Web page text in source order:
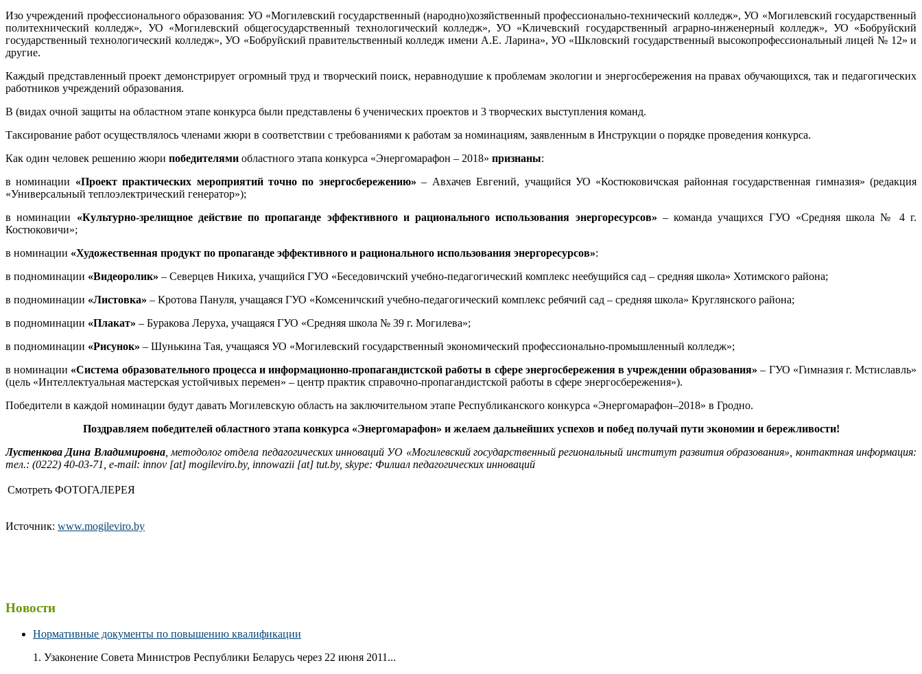
Изо учреждений профессионального образования: УО «Могилевский государственный (народно)хозяйственный профессионально-технический колледж», УО «Могилевский государственный
политехнический колледж», УО «Могилевский общегосударственный технологический колледж», УО «Кличевский государственный аграрно-инженерный колледж», УО «Бобруйский
государственный технологический колледж», УО «Бобруйский правительственный колледж имени А.Е. Ларина», УО «Шкловский государственный высокопрофессиональный лицей № 12» и
другие.
Каждый представленный проект демонстрирует огромный труд и творческий поиск, неравнодушие к проблемам экологии и энергосбережения на правах обучающихся, так и педагогических
работников учреждений образования.
В (видах очной защиты на областном этапе конкурса были представлены 6 ученических проектов и 3 творческих выступления команд.
Таксирование работ осуществлялось членами жюри в соответствии с требованиями к работам за номинациям, заявленным в Инструкции о порядке проведения конкурса.
Как один человек решению жюри победителями областного этапа конкурса «Энергомарафон – 2018» признаны:
в номинации «Проект практических мероприятий точно по энергосбережению» – Авхачев Евгений, учащийся УО «Костюковичская районная государственная гимназия» (редакция
«Универсальный теплоэлектрический генератор»);
в номинации «Культурно-зрелищное действие по пропаганде эффективного и рационального использования энергоресурсов» – команда учащихся ГУО «Средняя школа № 4 г.
Костюковичи»;
в номинации «Художественная продукт по пропаганде эффективного и рационального использования энергоресурсов»:
в подноминации «Видеоролик» – Северцев Никиха, учащийся ГУО «Беседовичский учебно-педагогический комплекс неебущийся сад – средняя школа» Хотимского района;
в подноминации «Листовка» – Кротова Пануля, учащаяся ГУО «Комсеничский учебно-педагогический комплекс ребячий сад – средняя школа» Круглянского района;
в подноминации «Плакат» – Буракова Леруха, учащаяся ГУО «Средняя школа № 39 г. Могилева»;
в подноминации «Рисунок» – Шунькина Тая, учащаяся УО «Могилевский государственный экономический профессионально-промышленный колледж»;
в номинации «Система образовательного процесса и информационно-пропагандистской работы в сфере энергосбережения в учреждении образования» – ГУО «Гимназия г. Мстиславль»
(цель «Интеллектуальная мастерская устойчивых перемен» – центр практик справочно-пропагандистской работы в сфере энергосбережения»).
Победители в каждой номинации будут давать Могилевскую область на заключительном этапе Республиканского конкурса «Энергомарафон–2018» в Гродно.
Поздравляем победителей областного этапа конкурса «Энергомарафон» и желаем дальнейших успехов и побед получай пути экономии и бережливости!
Лустенкова Дина Владимировна, методолог отдела педагогических инноваций УО «Могилевский государственный региональный институт развития образования», контактная информация:
тел.: (0222) 40-03-71, e-mail: innov [at] mogileviro.by, innowazii [at] tut.by, skype: Филиал педагогических инноваций
Смотреть ФОТОГАЛЕРЕЯ
Источник: www.mogileviro.by
Новости
Нормативные документы по повышению квалификации
1. Узаконение Совета Министров Республики Беларусь через 22 июня 2011...